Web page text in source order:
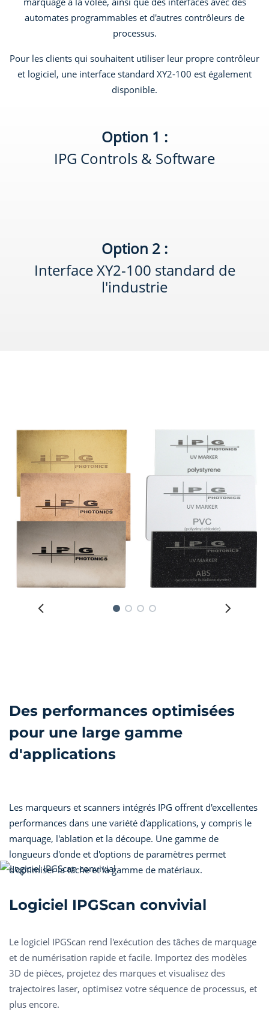
automates programmables et d'autres contrôleurs de
processus.
Pour les clients qui souhaitent utiliser leur propre contrôleur
et logiciel, une interface standard XY2-100 est également
disponible.
Option 1 :
IPG Controls & Software
Option 2 :
Interface XY2-100 standard de
l'industrie
Des performances optimisées
pour une large gamme
d'applications
Les marqueurs et scanners intégrés IPG offrent d'excellentes
performances dans une variété d'applications, y compris le
marquage, l'ablation et la découpe. Une gamme de
longueurs d'onde et d'options de paramètres permet
d'optimiser la tâche et la gamme de matériaux.
Logiciel IPGScan convivial
Le logiciel IPGScan rend l'exécution des tâches de marquage
et de numérisation rapide et facile. Importez des modèles
3D de pièces, projetez des marques et visualisez des
trajectoires laser, optimisez votre séquence de processus, et
plus encore.